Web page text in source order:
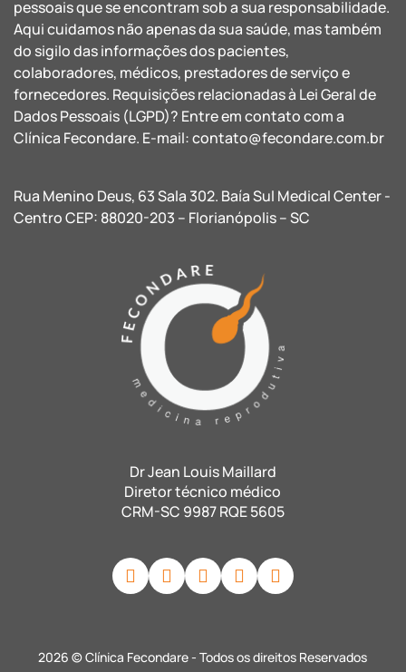
pessoais que se encontram sob a sua responsabilidade.
Aqui cuidamos não apenas da sua saúde, mas também
do sigilo das informações dos pacientes,
colaboradores, médicos, prestadores de serviço e
fornecedores. Requisições relacionadas à Lei Geral de
Dados Pessoais (LGPD)? Entre em contato com a
Clínica Fecondare. E-mail:contato@fecondare.com.br
Rua Menino Deus, 63 Sala 302. Baía Sul Medical Center -
Centro CEP: 88020-203 – Florianópolis – SC
Dr Jean Louis Maillard
Diretor técnico médico
CRM-SC 9987 RQE 5605
2026 © Clínica Fecondare - Todos os direitos Reservados